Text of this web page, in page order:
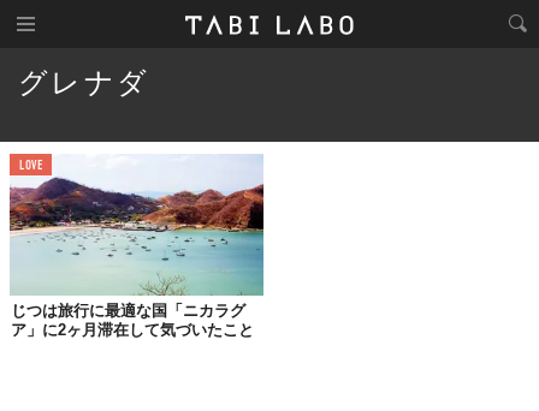
グレナダ
LOVE
じつは旅行に最適な国「ニカラグ
ア」に2ヶ月滞在して気づいたこと